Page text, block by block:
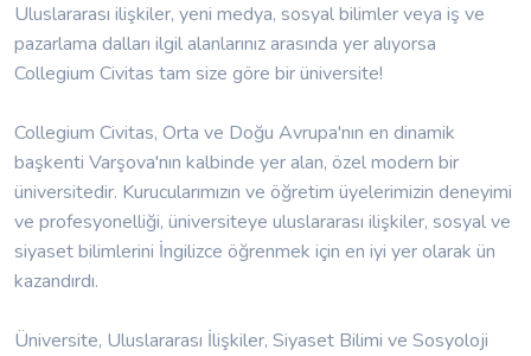
Uluslararası ilişkiler, yeni medya, sosyal bilimler veya iş ve
pazarlama dalları ilgil alanlarınız arasında yer alıyorsa
Collegium Civitas tam size göre bir üniversite!
Collegium Civitas, Orta ve Doğu Avrupa'nın en dinamik
başkenti Varşova'nın kalbinde yer alan, özel modern bir
üniversitedir. Kurucularımızın ve öğretim üyelerimizin deneyimi
ve profesyonelliği, üniversiteye uluslararası ilişkiler, sosyal ve
siyaset bilimlerini İngilizce öğrenmek için en iyi yer olarak ün
kazandırdı.
Üniversite, Uluslararası İlişkiler, Siyaset Bilimi ve Sosyoloji